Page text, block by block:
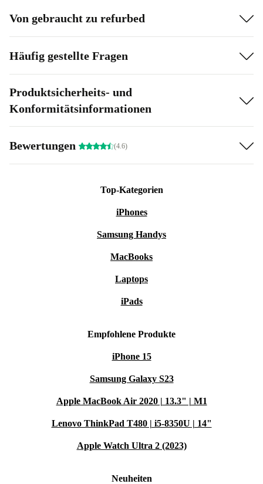
Von gebraucht zu refurbed
Häufig gestellte Fragen
Produktsicherheits- und
Konformitätsinformationen
Bewertungen (4.6)
Top-Kategorien
iPhones
Samsung Handys
MacBooks
Laptops
iPads
Empfohlene Produkte
iPhone 15
Samsung Galaxy S23
Apple MacBook Air 2020 | 13.3" | M1
Lenovo ThinkPad T480 | i5-8350U | 14"
Apple Watch Ultra 2 (2023)
Neuheiten